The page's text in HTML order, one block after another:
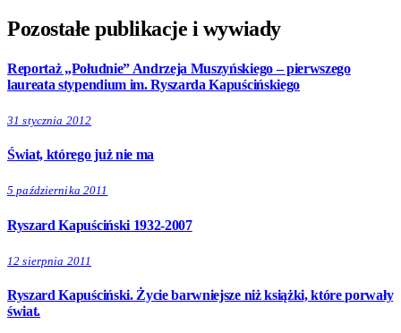
Pozostałe publikacje i wywiady
Reportaż „Południe” Andrzeja Muszyńskiego – pierwszego
laureata stypendium im. Ryszarda Kapuścińskiego
31 stycznia 2012
Świat, którego już nie ma
5 października 2011
Ryszard Kapuściński 1932-2007
12 sierpnia 2011
Ryszard Kapuściński. Życie barwniejsze niż książki, które porwały
świat.